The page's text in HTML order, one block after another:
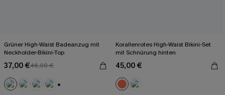
Grüner High-Waist Badeanzug mit
Neckholder-Bikini-Top
37,00 €46,00 €
Korallenrotes High-Waist Bikini-Set
mit Schnürung hinten
45,00 €